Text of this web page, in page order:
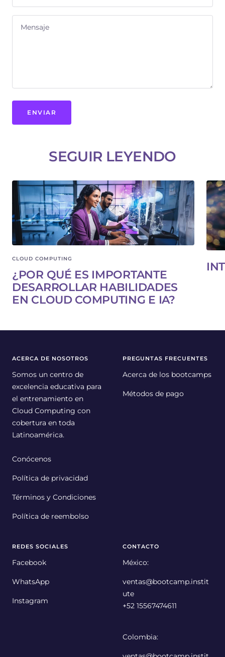
Mensaje
ENVIAR
SEGUIR LEYENDO
CLOUD COMPUTING
¿POR QUÉ ES IMPORTANTE
DESARROLLAR HABILIDADES
EN CLOUD COMPUTING E IA?
ACERCA DE NOSOTROS
Somos un centro de
excelencia educativa para
el entrenamiento en
Cloud Computing con
cobertura en toda
Latinoamérica.
Conócenos
Política de privacidad
Términos y Condiciones
Política de reembolso
PREGUNTAS FRECUENTES
Acerca de los bootcamps
Métodos de pago
REDES SOCIALES
Facebook
WhatsApp
Instagram
CONTACTO
México:
ventas@bootcamp.instit
ute
+52 15567474611
Colombia: